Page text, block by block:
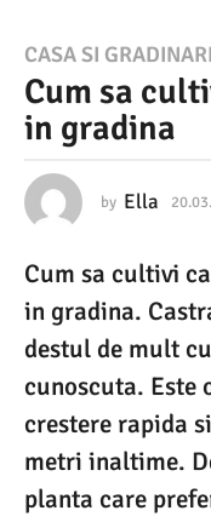
2
0
.
3
2
0
2
1
2
7
.
CASA SI
Cum sa
in gradina
by Ella
Cum sa cultivi
in gradina.
destul de mult
cunoscuta. Este
crestere rapida
metri inaltime.
planta care